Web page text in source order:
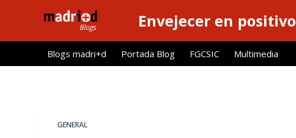
l
Envejecer en positivo
Blogs madri+d Portada Blog FGCSIC Multimedia
GENERAL